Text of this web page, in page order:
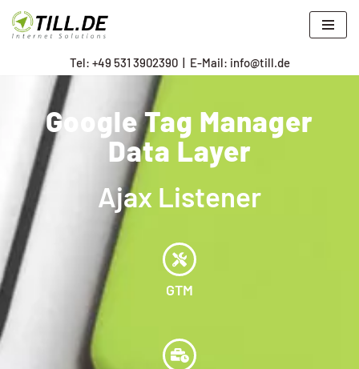
Zum
springen
Tel: +49 531 3902390| E-Mail: info@till.de
Google Tag Manager
Data Layer
Ajax Listener
GTM